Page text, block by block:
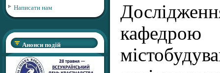
Написати нам
Анонси подій
кафедрою